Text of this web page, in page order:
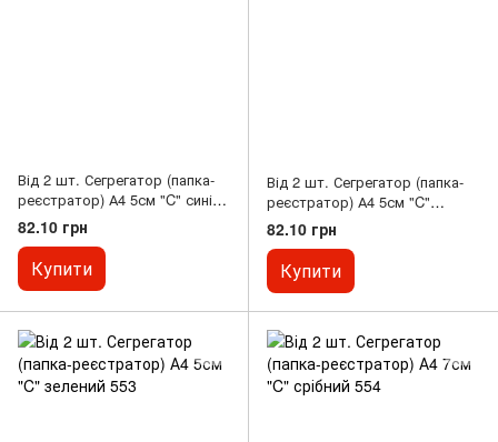
Від 2 шт. Сегрегатор (папка-
реєстратор) А4 5см "C" синій
553
82.10 грн
Купити
Від 2 шт. Сегрегатор (папка-
реєстратор) А4 5см "C"
червоний 553
82.10 грн
Купити